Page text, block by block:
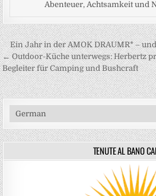
Abenteuer, Achtsamkeit und
Beitragsnavigation
Ein Jahr in der AMOK DRAUMR* –
← Outdoor-Küche unterwegs: Herbertz
Begleiter für Camping und Bushcraft
TENUTE AL BANO